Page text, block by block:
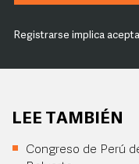
Registrarse implica
LEE TAMBIÉN
Congreso de Perú